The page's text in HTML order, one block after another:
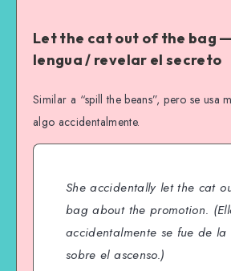
Let the cat out of the bag
lengua / revelar el secreto
Similar a “spill the beans”, pero se usa
algo accidentalmente.
She accidentally let the cat
bag about the promotion.
accidentalmente se fue de la
sobre el ascenso.)